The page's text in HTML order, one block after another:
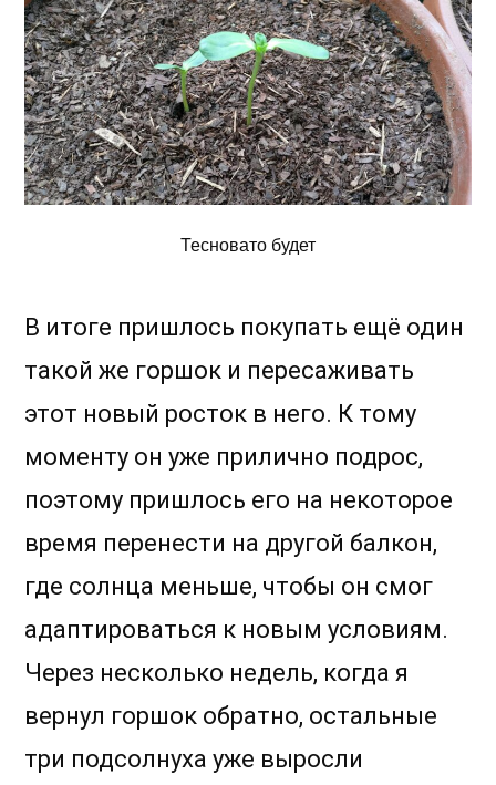
Тесновато будет
В итоге пришлось покупать ещё один
такой же горшок и пересаживать
этот новый росток в него. К тому
моменту он уже прилично подрос,
поэтому пришлось его на некоторое
время перенести на другой балкон,
где солнца меньше, чтобы он смог
адаптироваться к новым условиям.
Через несколько недель, когда я
вернул горшок обратно, остальные
три подсолнуха уже выросли